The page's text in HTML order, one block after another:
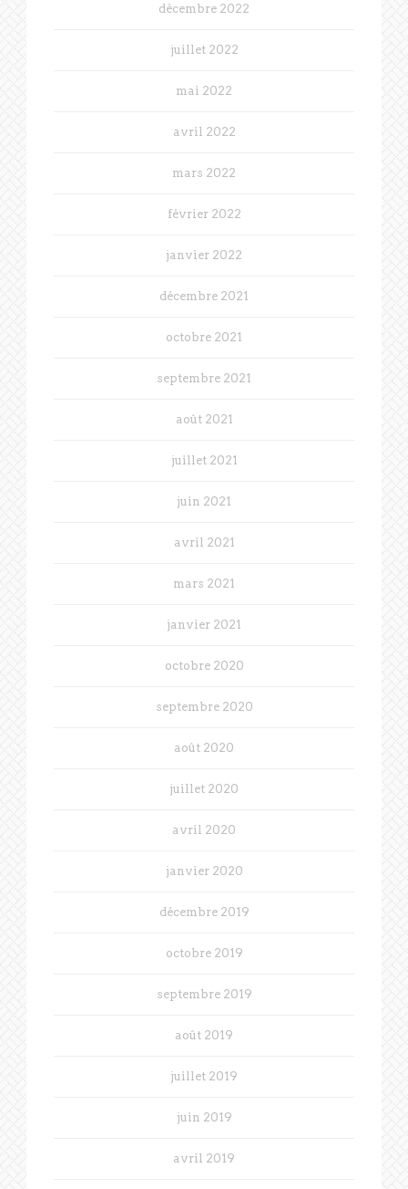
décembre 2022
juillet 2022
mai 2022
avril 2022
mars 2022
février 2022
janvier 2022
décembre 2021
octobre 2021
septembre 2021
août 2021
juillet 2021
juin 2021
avril 2021
mars 2021
janvier 2021
octobre 2020
septembre 2020
août 2020
juillet 2020
avril 2020
janvier 2020
décembre 2019
octobre 2019
septembre 2019
août 2019
juillet 2019
juin 2019
avril 2019